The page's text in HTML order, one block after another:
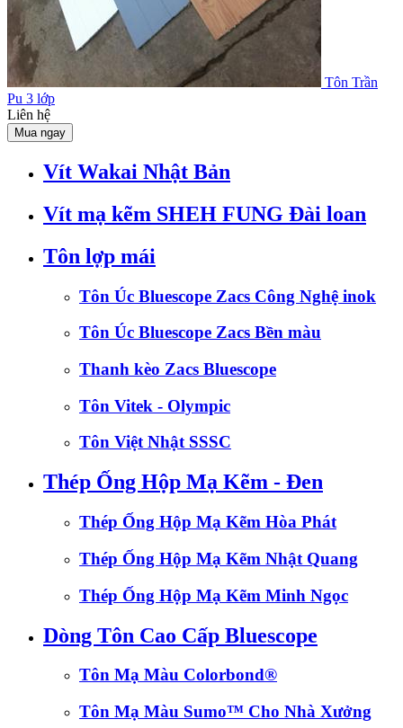
Tôn Trần
Pu 3 lớp
Liên hệ
Mua ngay
Vít Wakai Nhật Bản
Vít mạ kẽm SHEH FUNG Đài loan
Tôn lợp mái
Tôn Úc Bluescope Zacs Công Nghệ inok
Tôn Úc Bluescope Zacs Bền màu
Thanh kèo Zacs Bluescope
Tôn Vitek - Olympic
Tôn Việt Nhật SSSC
Thép Ống Hộp Mạ Kẽm - Đen
Thép Ống Hộp Mạ Kẽm Hòa Phát
Thép Ống Hộp Mạ Kẽm Nhật Quang
Thép Ống Hộp Mạ Kẽm Minh Ngọc
Dòng Tôn Cao Cấp Bluescope
Tôn Mạ Màu Colorbond®
Tôn Mạ Màu Sumo™ Cho Nhà Xưởng